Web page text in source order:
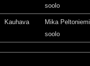
soolo
Kauhava
Mika Peltoniemi
soolo